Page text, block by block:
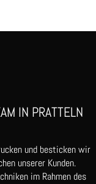
IN PRATTELN
und besticken wir
unserer Kunden.
im Rahmen des